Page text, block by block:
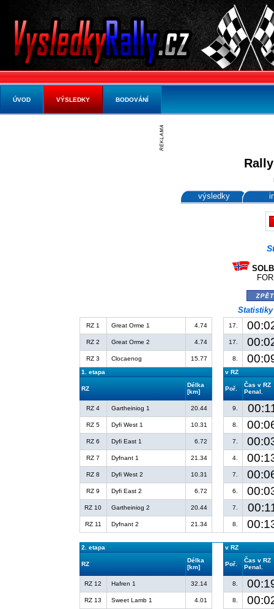
výsledky
RZ 1 Great Orme 1 4.74 17.
RZ 2 Great Orme 2 4.74 17.
RZ 3 Clocaenog 15.77 8.
1. etapa v RZ
RZ
Délka
[km]
Poř.
Čas v RZ
Penal.
RZ 4 Gartheiniog 1 20.44 9.
RZ 5 Dyfi West 1 10.31 8.
RZ 6 Dyfi East 1 6.72 7.
RZ 7 Dyfnant 1 21.34 4.
RZ 8 Dyfi West 2 10.31 7.
RZ 9 Dyfi East 2 6.72 6.
RZ 10 Gartheiniog 2 20.44 7.
RZ 11 Dyfnant 2 21.34 8.
2. etapa v RZ
RZ
Délka
[km]
Poř.
Čas v RZ
Penal.
RZ 12 Hafren 1 32.14 8.
RZ 13 Sweet Lamb 1 4.01 8.
ÚVOD VÝSLEDKY BODOVÁNÍ